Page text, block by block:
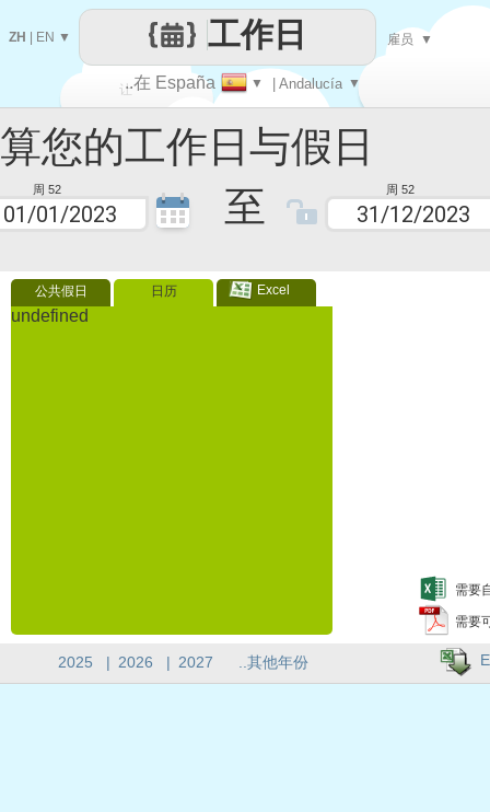
工作日与假日
周 52 至 周 52
公共假日 日历 Excel
undefined
需要
需要
让
每一天
..在 España ▼ | Andalucía ▼
工作日
ZH EN ▼ 雇员 ▼
2025 | 2026 | 2027 ..其他年份